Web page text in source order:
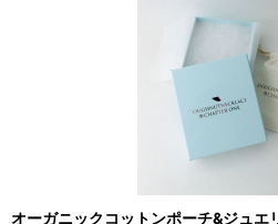
オーガニックコットンポーチ&ジュエ